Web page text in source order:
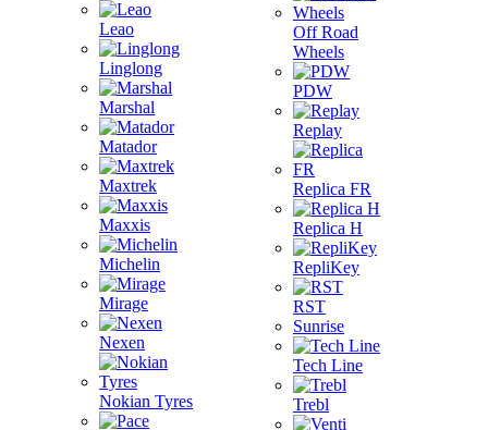
Leao
Linglong
Marshal
Matador
Maxtrek
Maxxis
Michelin
Mirage
Nexen
Nokian Tyres
Off Road
Wheels
PDW
Replay
Replica FR
Replica H
RepliKey
RST
Sunrise
Tech Line
Trebl